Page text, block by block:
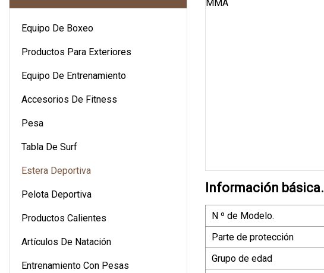
Equipo De Boxeo
Productos Para Exteriores
Equipo De Entrenamiento
Accesorios De Fitness
Pesa
Tabla De Surf
Estera Deportiva
Pelota Deportiva
Productos Calientes
Artículos De Natación
Entrenamiento Con Pesas
Información básica.
N º de Modelo.
Parte de protección
Grupo de edad